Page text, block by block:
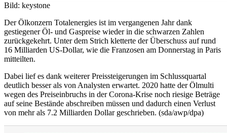
Bild: keystone
Der Ölkonzern Totalenergies ist im vergangenen Jahr dank
gestiegener Öl- und Gaspreise wieder in die schwarzen Zahlen
zurückgekehrt. Unter dem Strich kletterte der Überschuss auf rund
16 Milliarden US-Dollar, wie die Franzosen am Donnerstag in Paris
mitteilten.
Dabei lief es dank weiterer Preissteigerungen im Schlussquartal
deutlich besser als von Analysten erwartet. 2020 hatte der Ölmulti
wegen des Preiseinbruchs in der Corona-Krise noch riesige Beträge
auf seine Bestände abschreiben müssen und dadurch einen Verlust
von mehr als 7.2 Milliarden Dollar geschrieben. (sda/awp/dpa)